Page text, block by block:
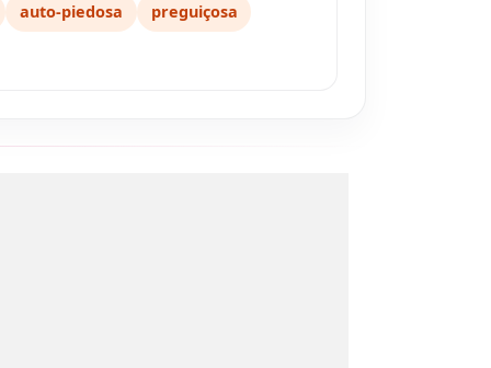
auto-piedosa preguiçosa